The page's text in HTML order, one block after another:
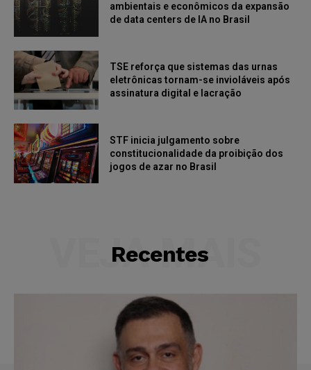
ambientais e econômicos da expansão
de data centers de IA no Brasil
TSE reforça que sistemas das urnas
eletrônicas tornam-se invioláveis após
assinatura digital e lacração
STF inicia julgamento sobre
constitucionalidade da proibição dos
jogos de azar no Brasil
Recentes
VEJA MAIS